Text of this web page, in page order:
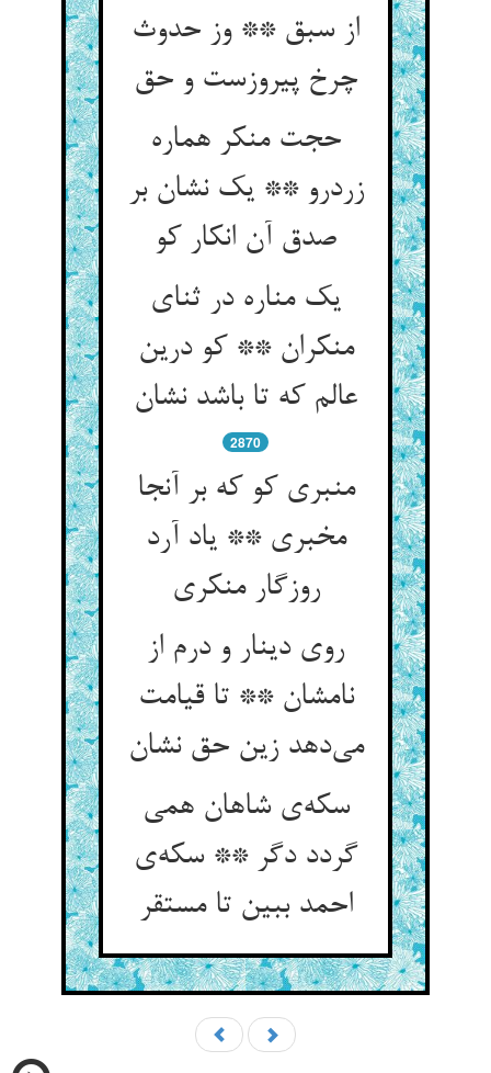
از سبق ** وز حدوث
چرخ پیروزست و حق
حجت منکر هماره
زردرو ** یک نشان بر
صدق آن انکار کو
یک مناره در ثنای
منکران ** کو درین
عالم که تا باشد نشان
2870
منبری کو که بر آنجا
مخبری ** یاد آرد
روزگار منکری
روی دینار و درم از
نامشان ** تا قیامت
می‌دهد زین حق نشان
سکه‌ی شاهان همی
گردد دگر ** سکه‌ی
احمد ببین تا مستقر